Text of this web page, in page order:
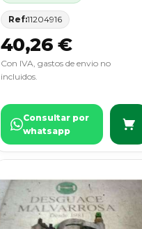
Ref:11204916
40,26 €
Con IVA, gastos de envio no
incluidos.
Consultar por
whatsapp